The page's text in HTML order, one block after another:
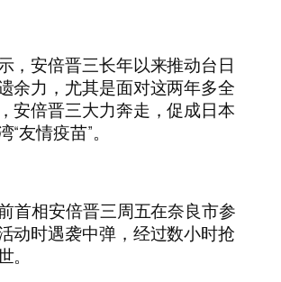
，安倍晋三长年以来推动台日
余力，尤其是面对这两年多全
安倍晋三大力奔走，促成日本
友情疫苗”。
首相安倍晋三周五在奈良市参
动时遇袭中弹，经过数小时抢